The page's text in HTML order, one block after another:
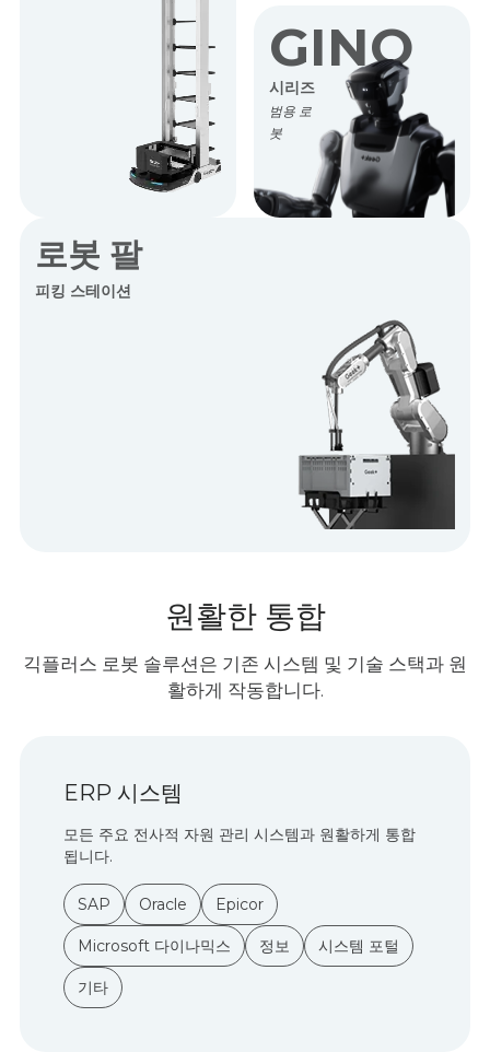
GINO
시리즈
범용 로
봇
로봇 팔
피킹 스테이션
원활한 통합
긱플러스 로봇 솔루션은 기존 시스템 및 기술 스택과 원
활하게 작동합니다.
ERP 시스템
모든 주요 전사적 자원 관리 시스템과 원활하게 통합
됩니다.
SAP Oracle Epicor
Microsoft 다이나믹스 정보 시스템 포털
기타